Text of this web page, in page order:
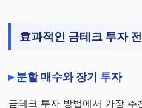
효과적인 금테크 투자
분할 매수와 장기 투자
금테크 투자 방법에서 가장